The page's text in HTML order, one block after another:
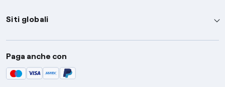
Siti globali
Enel Group
Enel Green Power
Global Trading
Paga anche con